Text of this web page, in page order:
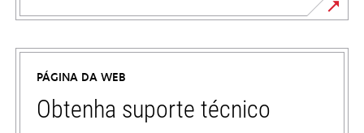
PÁGINA DA WEB
Obtenha suporte técnico